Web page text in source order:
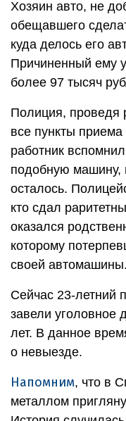
Хозяин авто, не
обещавшего
куда делось его
Причиненный ему
более 97 тысяч
Полиция, проведя
все пункты
работник
подобную машину,
осталось.
кто сдал
оказался
которому
своей автомашины.
Сейчас 23-летний
завели уголовное
лет. В данное
о невыезде.
Напомним, что в
металлом